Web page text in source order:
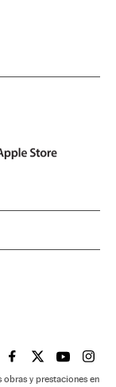
EL PAÍS BRASIL EN
EL PAÍSEL PAÍS
EL
obras y prestaciones en